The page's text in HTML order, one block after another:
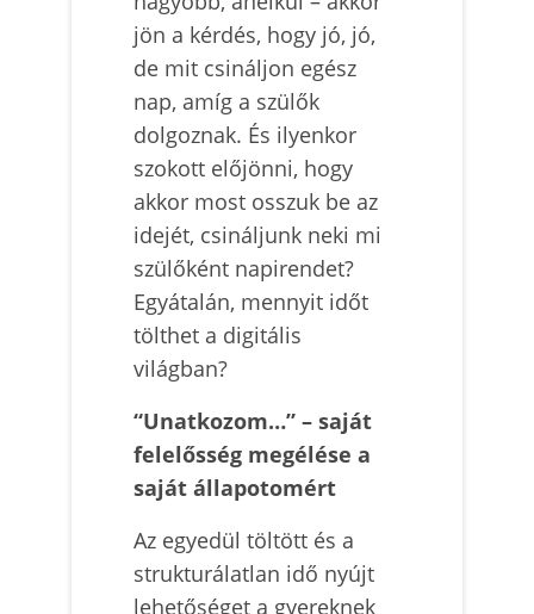
jön a kérdés, hogy jó, jó,
de mit csináljon egész
nap, amíg a szülők
dolgoznak. És ilyenkor
szokott előjönni, hogy
akkor most osszuk be az
idejét, csináljunk neki mi
szülőként napirendet?
Egyátalán, mennyit időt
tölthet a digitális
világban?
“Unatkozom…” – saját
felelősség megélése a
saját állapotomért
Az egyedül töltött és a
strukturálatlan idő nyújt
lehetőséget a gyereknek